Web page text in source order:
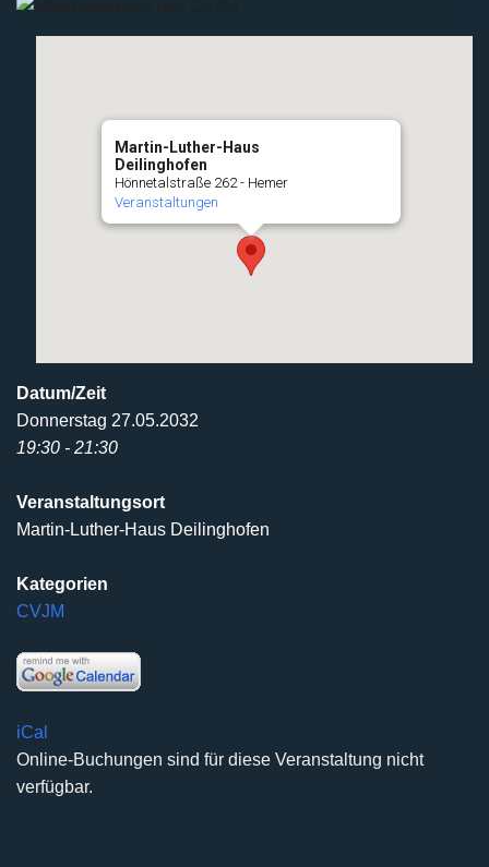
Martin-Luther-Haus
Deilinghofen
Hönnetalstraße 262 - Hemer
Veranstaltungen
Datum/Zeit
Donnerstag 27.05.2032
19:30 - 21:30
Veranstaltungsort
Martin-Luther-Haus Deilinghofen
Kategorien
CVJM
iCal
Online-Buchungen sind für diese Veranstaltung nicht
verfügbar.